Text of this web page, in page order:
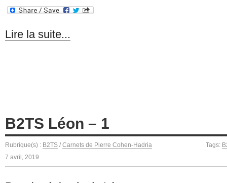
Lire la suite...
B2TS Léon – 1
Rubrique(s) : B2TS / Carnets de Pierre Cohen-Hadria Tags:
7 avril, 2019